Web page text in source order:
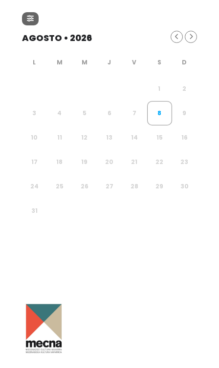
AGOSTO • 2026
1 2
3 4 5 6 7 8 9
10 11 12 13 14 15 16
17 18 19 20 21 22 23
24 25 26 27 28 29 30
31